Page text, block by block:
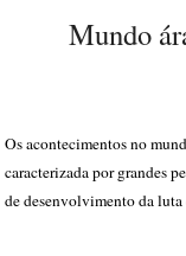
Mundo
Os acontecimentos no
caracterizada por grandes
de desenvolvimento da